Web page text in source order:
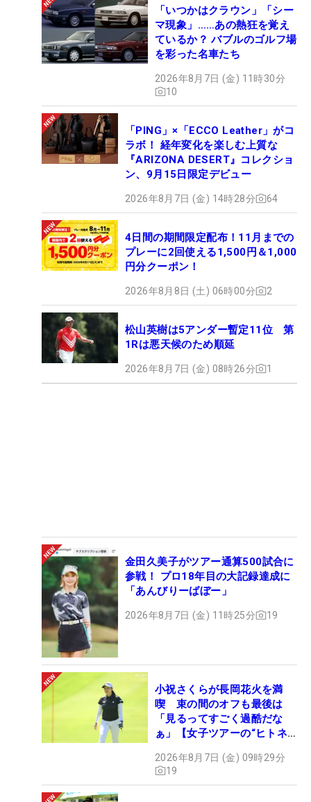
「いつかはクラウン」「シー
マ現象」……あの熱狂を覚え
ているか？ バブルのゴルフ場
を彩った名車たち
2026年8月7日 (金) 11時30分
10
「PING」×「ECCO Leather」がコ
ラボ！ 経年変化を楽しむ上質な
『ARIZONA DESERT』コレクショ
ン、9月15日限定デビュー
2026年8月7日 (金) 14時28分 64
4日間の期間限定配布！11月までの
プレーに2回使える1,500円＆1,000
円分クーポン！
2026年8月8日 (土) 06時00分 2
松山英樹は5アンダー暫定11位 第
1Rは悪天候のため順延
2026年8月7日 (金) 08時26分 1
金田久美子がツアー通算500試合に
参戦！ プロ18年目の大記録達成に
「あんびりーばぼー」
2026年8月7日 (金) 11時25分 19
小祝さくらが長岡花火を満
喫 束の間のオフも最後は
「見るってすごく過酷だな
ぁ」【女子ツアーの“ヒトネ
2026年8月7日 (金) 09時29分
19